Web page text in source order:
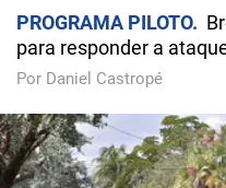
PROGRAMA PILOTO
para responder a
Por Daniel Castropé